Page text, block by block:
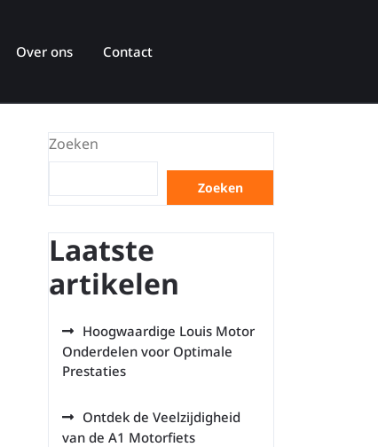
Over ons Contact
Zoeken
Zoeken
Laatste
artikelen
Hoogwaardige Louis Motor
Onderdelen voor Optimale
Prestaties
Ontdek de Veelzijdigheid
van de A1 Motorfiets